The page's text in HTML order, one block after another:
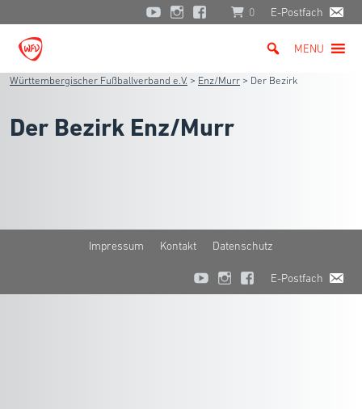
0 E-Postfach
MENU
Württembergischer Fußballverband e.V. > Enz/Murr > Der Bezirk
Der Bezirk Enz/Murr
Impressum Kontakt Datenschutz
E-Postfach